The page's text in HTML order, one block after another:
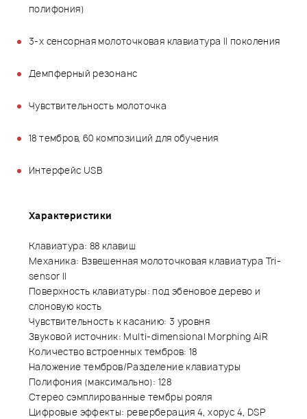
полифония)
3-х сенсорная молоточковая клавиатура II поколения
Демпферный резонанс
Чувствительность молоточка
18 тембров, 60 композиций для обучения
Интерфейс USB
Характеристики
Клавиатура: 88 клавиш
Механика: Взвешенная молоточковая клавиатура Tri-
sensor II
Поверхность клавиатуры: под эбеновое дерево и
слоновую кость
Чувствительность к касанию: 3 уровня
Звуковой источник: Multi-dimensional Morphing AiR
Количество встроенных тембров: 18
Наложение тембров/Разделение клавиатуры
Полифония (максимально): 128
Стерео сэмплированные тембры рояля
Цифровые эффекты: реверберация 4, хорус 4, DSP